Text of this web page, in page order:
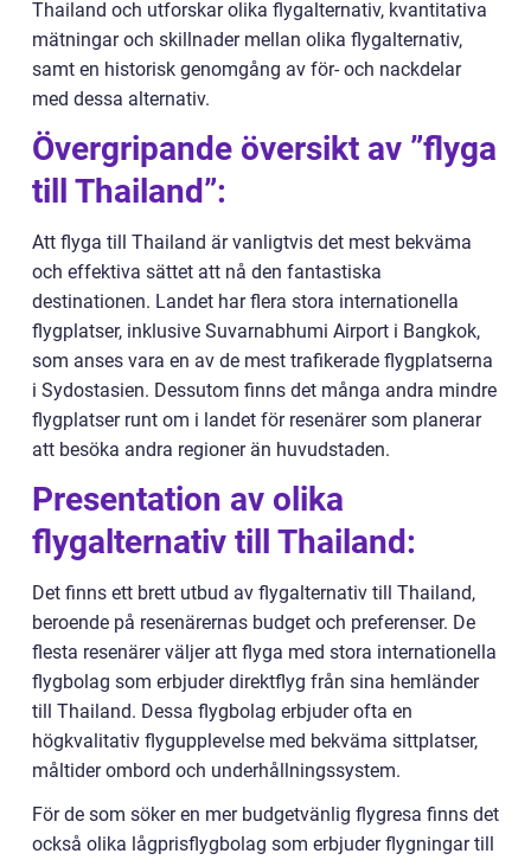
Thailand och utforskar olika flygalternativ, kvantitativa
mätningar och skillnader mellan olika flygalternativ,
samt en historisk genomgång av för- och nackdelar
med dessa alternativ.
Övergripande översikt av ”flyga
till Thailand”:
Att flyga till Thailand är vanligtvis det mest bekväma
och effektiva sättet att nå den fantastiska
destinationen. Landet har flera stora internationella
flygplatser, inklusive Suvarnabhumi Airport i Bangkok,
som anses vara en av de mest trafikerade flygplatserna
i Sydostasien. Dessutom finns det många andra mindre
flygplatser runt om i landet för resenärer som planerar
att besöka andra regioner än huvudstaden.
Presentation av olika
flygalternativ till Thailand:
Det finns ett brett utbud av flygalternativ till Thailand,
beroende på resenärernas budget och preferenser. De
flesta resenärer väljer att flyga med stora internationella
flygbolag som erbjuder direktflyg från sina hemländer
till Thailand. Dessa flygbolag erbjuder ofta en
högkvalitativ flygupplevelse med bekväma sittplatser,
måltider ombord och underhållningssystem.
För de som söker en mer budgetvänlig flygresa finns det
också olika lågprisflygbolag som erbjuder flygningar till